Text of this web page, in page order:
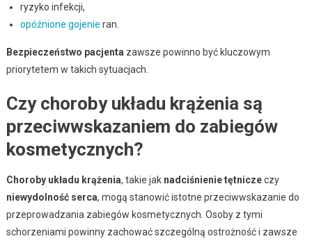
ryzyko infekcji,
opóźnione gojenie ran.
Bezpieczeństwo pacjenta zawsze powinno być kluczowym
priorytetem w takich sytuacjach.
Czy choroby układu krążenia są
przeciwwskazaniem do zabiegów
kosmetycznych?
Choroby układu krążenia, takie jak nadciśnienie tętniczeczy
niewydolność serca, mogą stanowić istotne przeciwwskazanie do
przeprowadzania zabiegów kosmetycznych. Osoby z tymi
schorzeniami powinny zachować szczególną ostrożność i zawsze